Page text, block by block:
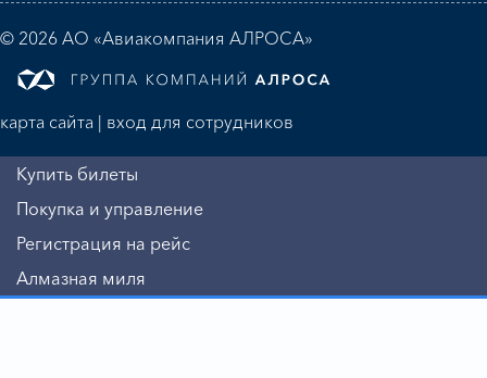
© 2026 АО «Авиакомпания АЛРОСА»
карта сайта | вход для сотрудников
Купить билеты
Покупка и управление
Регистрация на рейс
Алмазная миля